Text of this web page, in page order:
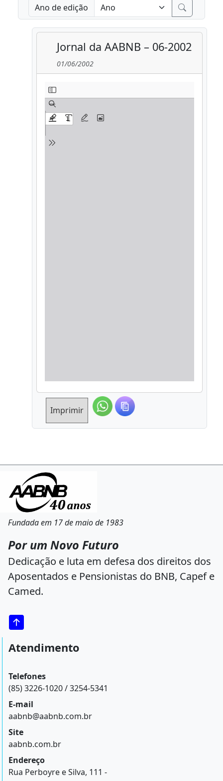
Ano de edição
Jornal da AABNB – 06-2002
01/06/2002
Imprimir
Fundada em 17 de maio de 1983
Por um Novo Futuro
Dedicação e luta em defesa dos direitos dos
Aposentados e Pensionistas do BNB, Capef e
Camed.
Atendimento
Telefones
(85) 3226-1020 / 3254-5341
E-mail
aabnb@aabnb.com.br
Site
aabnb.com.br
Endereço
Rua Perboyre e Silva, 111 -